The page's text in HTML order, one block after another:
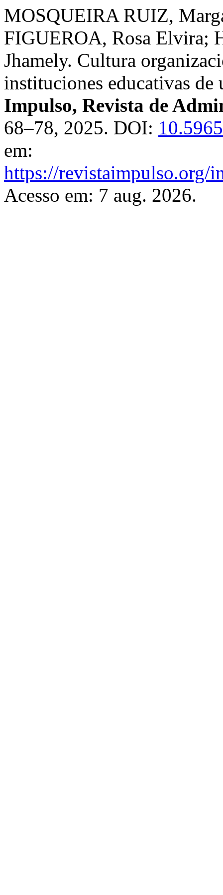
MOSQUEIRA RUIZ,
FIGUEROA, Rosa Elvira;
Jhamely. Cultura
instituciones educativas
Impulso, Revista de
68–78, 2025. DOI:
em:
https://revistaimpulso.org/
Acesso em: 7 aug. 2026.